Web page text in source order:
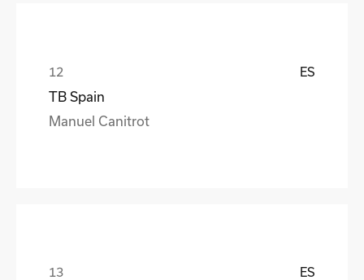
ES
TB Spain
Manuel Canitrot
ES